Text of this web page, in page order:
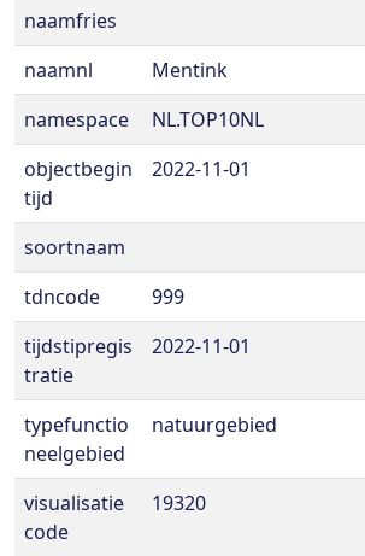
naamfries
naamnl
Mentink
namespace
NL.TOP10NL
objectbegin
tijd
2022-11-01
soortnaam
tdncode
999
tijdstipregis
tratie
2022-11-01
typefunctio
neelgebied
natuurgebied
visualisatie
code
19320